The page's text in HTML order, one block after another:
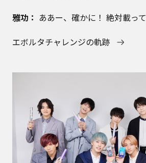
雅功： ああー、確かに！ 絶対載っ
エボルタチャレンジの軌跡